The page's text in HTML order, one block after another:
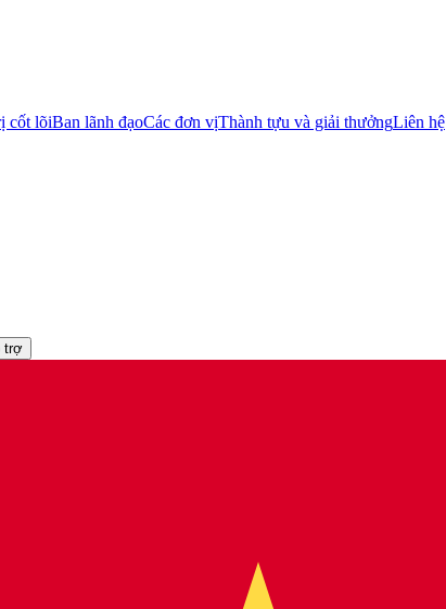
cốt lõiBan lãnh đạoCác đơn vịThành tựu và giải thưởngLiên hệ
trợ